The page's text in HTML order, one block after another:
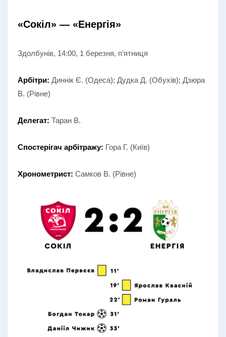
«Сокіл» — «Енергія»
Здолбунів, 14:00, 1 березня, п’ятниця
Арбітри: Диннік Є. (Одеса); Дудка Д. (Обухів); Дзюра
В. (Рівне)
Делегат: Таран В.
Спостерігач арбітражу: Гора Г. (Київ)
Хронометрист: Самков В. (Рівне)